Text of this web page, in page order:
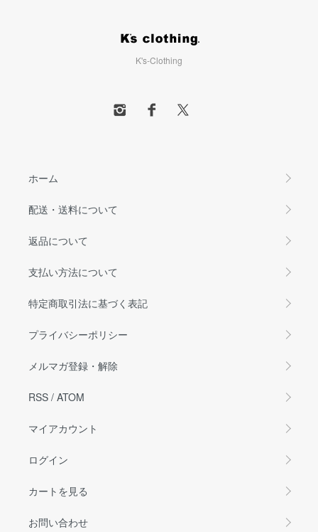
K's-Clothing
ホーム
配送・送料について
返品について
支払い方法について
特定商取引法に基づく表記
プライバシーポリシー
メルマガ登録・解除
RSS / ATOM
マイアカウント
ログイン
カートを見る
お問い合わせ